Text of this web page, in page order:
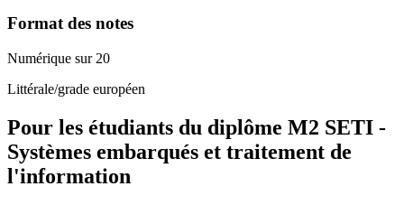
Format des notes
Numérique sur 20
Littérale/grade européen
Pour les étudiants du diplôme M2 SETI -
Systèmes embarqués et traitement de
l'information